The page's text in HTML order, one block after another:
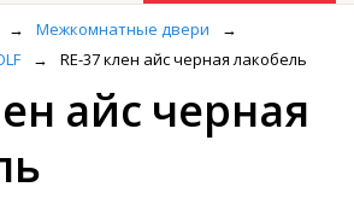
Промо товары
→ Межкомнатные двери
→
→ RE-37 клен айс черная лакобель
айс черная